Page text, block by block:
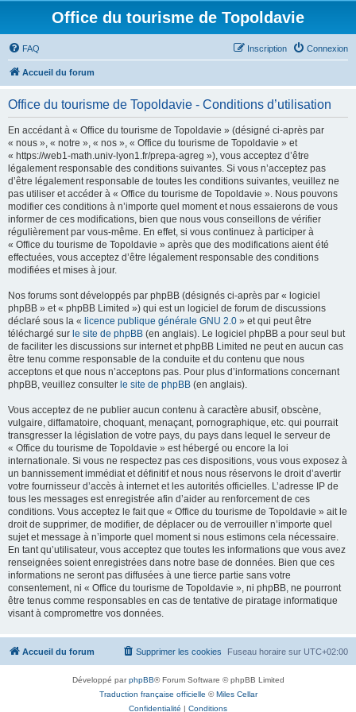
Office du tourisme de Topoldavie
FAQ Connexion
Inscription
Accueil du forum
Office du tourisme de Topoldavie - Conditions d’utilisation
En accédant à « Office du tourisme de Topoldavie » (désigné ci-après par
« nous », « notre », « nos », « Office du tourisme de Topoldavie » et
« https://web1-math.univ-lyon1.fr/prepa-agreg »), vous acceptez d’être
légalement responsable des conditions suivantes. Si vous n’acceptez pas
d’être légalement responsable de toutes les conditions suivantes, veuillez ne
pas utiliser et accéder à « Office du tourisme de Topoldavie ». Nous pouvons
modifier ces conditions à n’importe quel moment et nous essaierons de vous
informer de ces modifications, bien que nous vous conseillons de vérifier
régulièrement par vous-même. En effet, si vous continuez à participer à
« Office du tourisme de Topoldavie » après que des modifications aient été
effectuées, vous acceptez d’être légalement responsable des conditions
modifiées et mises à jour.
Nos forums sont développés par phpBB (désignés ci-après par « logiciel
phpBB » et « phpBB Limited ») qui est un logiciel de forum de discussions
déclaré sous la « licence publique générale GNU 2.0 » et qui peut être
téléchargé sur le site de phpBB (en anglais). Le logiciel phpBB a pour seul but
de faciliter les discussions sur internet et phpBB Limited ne peut en aucun cas
être tenu comme responsable de la conduite et du contenu que nous
acceptons et que nous n’acceptons pas. Pour plus d’informations concernant
phpBB, veuillez consulter le site de phpBB (en anglais).
Vous acceptez de ne publier aucun contenu à caractère abusif, obscène,
vulgaire, diffamatoire, choquant, menaçant, pornographique, etc. qui pourrait
transgresser la législation de votre pays, du pays dans lequel le serveur de
« Office du tourisme de Topoldavie » est hébergé ou encore la loi
internationale. Si vous ne respectez pas ces dispositions, vous vous exposez à
un bannissement immédiat et définitif et nous nous réservons le droit d’avertir
votre fournisseur d’accès à internet et les autorités officielles. L’adresse IP de
tous les messages est enregistrée afin d’aider au renforcement de ces
conditions. Vous acceptez le fait que « Office du tourisme de Topoldavie » ait le
droit de supprimer, de modifier, de déplacer ou de verrouiller n’importe quel
sujet et message à n’importe quel moment si nous estimons cela nécessaire.
En tant qu’utilisateur, vous acceptez que toutes les informations que vous avez
renseignées soient enregistrées dans notre base de données. Bien que ces
informations ne seront pas diffusées à une tierce partie sans votre
consentement, ni « Office du tourisme de Topoldavie », ni phpBB, ne pourront
être tenus comme responsables en cas de tentative de piratage informatique
visant à compromettre vos données.
Accueil du forum Fuseau horaire sur UTC+02:00
Supprimer les cookies
Développé parphpBB® Forum Software © phpBB Limited
Traduction française officielle ©Miles Cellar
Confidentialité | Conditions